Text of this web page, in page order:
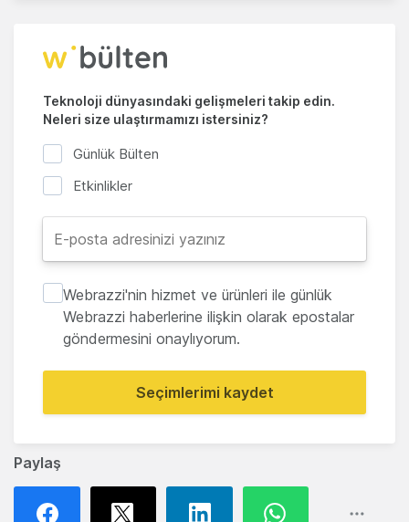
Paylaş
Teknoloji dünyasındaki gelişmeleri takip edin.
Neleri size ulaştırmamızı istersiniz?
Günlük Bülten
Etkinlikler
Webrazzi'nin hizmet ve ürünleri ile günlük
Webrazzi haberlerine ilişkin olarak epostalar
göndermesini onaylıyorum.
Seçimlerimi kaydet